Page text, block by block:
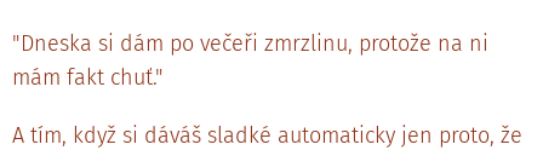
"Dneska si dám po večeři zmrzlinu, protože na ni
mám fakt chuť."
A tím, když si dáváš sladké automaticky jen proto, že